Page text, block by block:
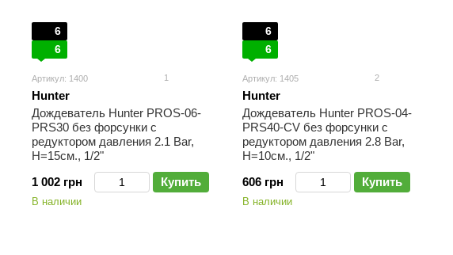
6
6
Артикул: 1400 1
Hunter
Дождеватель Hunter PROS-06-
PRS30 без форсунки с
редуктором давления 2.1 Bar,
H=15см., 1/2"
1 002 грн
Купить
В наличии
6
6
Артикул: 1405 2
Hunter
Дождеватель Hunter PROS-04-
PRS40-CV без форсунки с
редуктором давления 2.8 Bar,
H=10см., 1/2"
606 грн
Купить
В наличии